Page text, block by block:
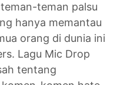
teman palsu
hanya memantau
orang di dunia ini
Lagu Mic Drop
tentang